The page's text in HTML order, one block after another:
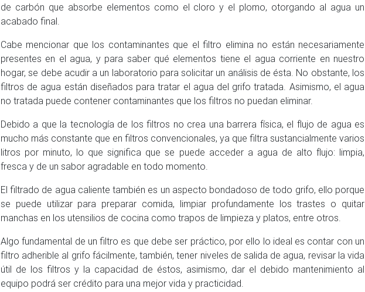
de carbón que absorbe elementos como el cloro y el plomo, otorgando al agua un
acabado final.
Cabe mencionar que los contaminantes que el filtro elimina no están necesariamente
presentes en el agua, y para saber qué elementos tiene el agua corriente en nuestro
hogar, se debe acudir a un laboratorio para solicitar un análisis de ésta. No obstante, los
filtros de agua están diseñados para tratar el agua del grifo tratada. Asimismo, el agua
no tratada puede contener contaminantes que los filtros no puedan eliminar.
Debido a que la tecnología de los filtros no crea una barrera física, el flujo de agua es
mucho más constante que en filtros convencionales, ya que filtra sustancialmente varios
litros por minuto, lo que significa que se puede acceder a agua de alto flujo: limpia,
fresca y de un sabor agradable en todo momento.
El filtrado de agua caliente también es un aspecto bondadoso de todo grifo, ello porque
se puede utilizar para preparar comida, limpiar profundamente los trastes o quitar
manchas en los utensilios de cocina como trapos de limpieza y platos, entre otros.
Algo fundamental de un filtro es que debe ser práctico, por ello lo ideal es contar con un
filtro adherible al grifo fácilmente, también, tener niveles de salida de agua, revisar la vida
útil de los filtros y la capacidad de éstos, asimismo, dar el debido mantenimiento al
equipo podrá ser crédito para una mejor vida y practicidad.